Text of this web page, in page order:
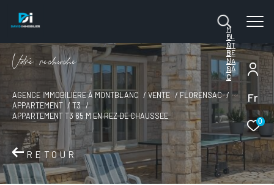
Fr
0
M
O
NT
B
LA
N
C
FL
O
RE
N
SA
C
Vore recece
AGENCE IMMOBILIÈRE À MONTBLANC VENTE
FLORENSAC
APPARTEMENT
T3
APPARTEMENT T3 65 M EN REZ DE CHAUSSEE
RETOUR